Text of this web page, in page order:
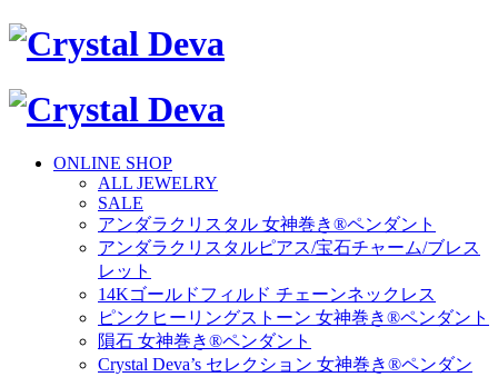
ONLINE SHOP
ALL JEWELRY
SALE
アンダラクリスタル 女神巻き®ペンダント
アンダラクリスタルピアス/宝石チャーム/ブレス
レット
14Kゴールドフィルド チェーンネックレス
ピンクヒーリングストーン 女神巻き®ペンダント
隕石 女神巻き®ペンダント
Crystal Deva’s セレクション 女神巻き®ペンダン